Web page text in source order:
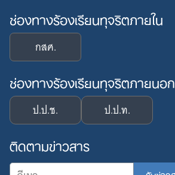
ช่องทางร้องเรียนทุจริตภายใน
กสศ.
ช่องทางร้องเรียนทุจริตภายนอก
ป.ป.ช. ป.ป.ท.
ติดตามข่าวสาร